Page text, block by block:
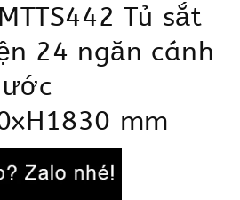
Tủ sắt
24 ngăn cánh
mm